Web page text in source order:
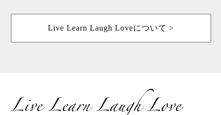
浜比嘉島
桑茶
Live Learn Laugh Loveについて >